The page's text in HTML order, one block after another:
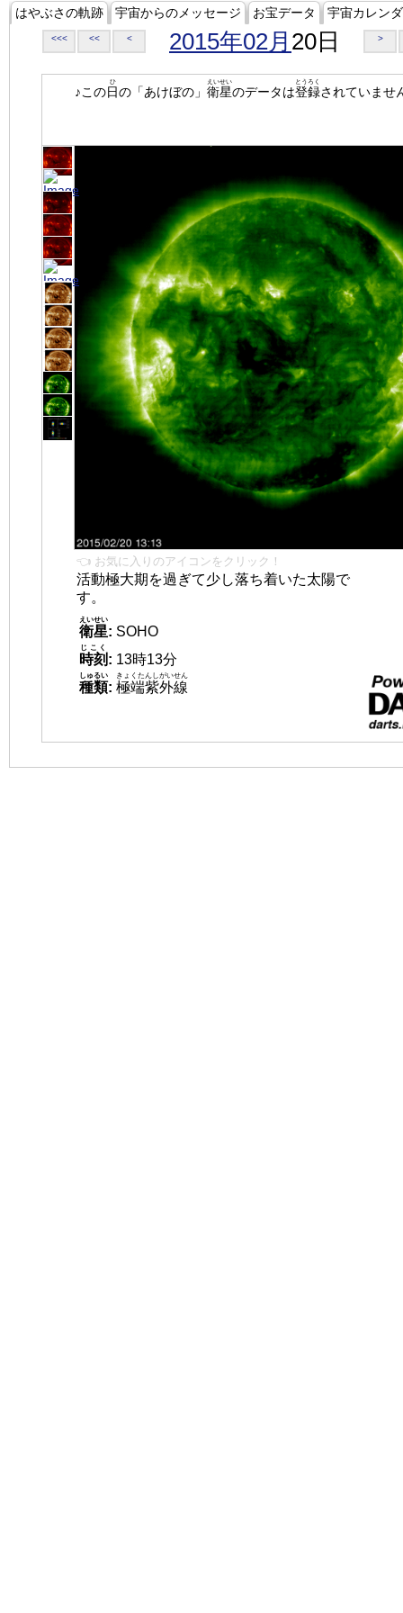
はやぶさの軌跡 宇宙からのメッセージ お宝データ 宇宙カレン
<<< << < 2015年02月 20日 >
♪この日
ひ
の「あけぼの」 衛星
えいせい
のデータは登録
とうろく
されていませ
👈 お気に入りのアイコンをクリック！
活動極大期を過ぎて少し落ち着いた太陽で
す。
衛星
えいせい
: SOHO
時刻
じこく
: 13時13分
種類
しゅるい
: 極端紫外線
きょくたんしがいせん